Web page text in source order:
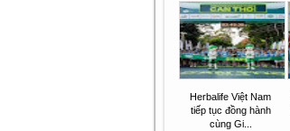
Herbalife Việt Nam
tiếp tục đồng hành
cùng Gi...